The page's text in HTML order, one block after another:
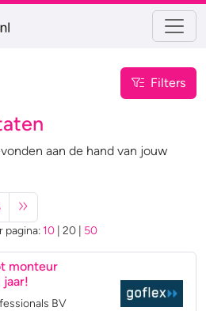
Filters
aan de hand van jouw
pagina: 10 20 50
monteur
jaar!
BV